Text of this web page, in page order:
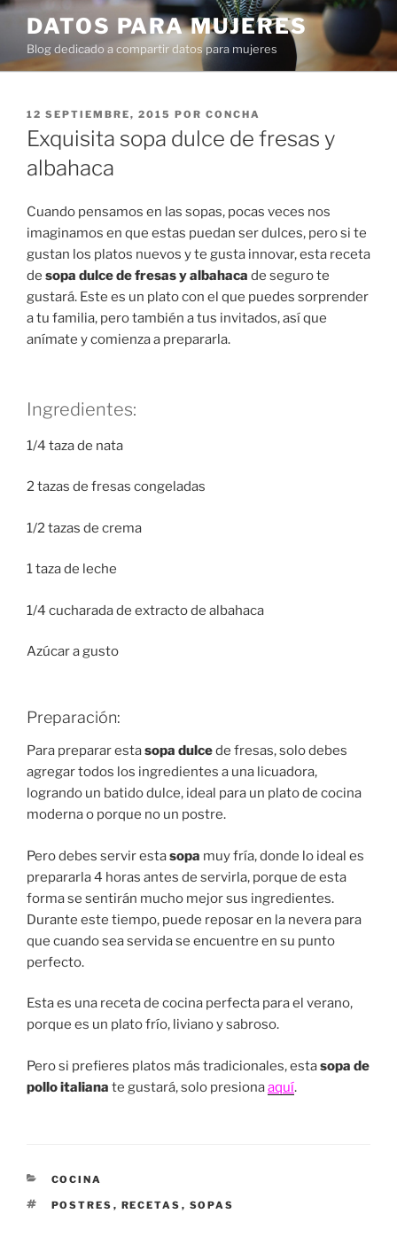
Ir
contenido
DATOS PARA MUJERES
Blog dedicado a compartir datos para mujeres
PUBLICADO
EN
12 SEPTIEMBRE, 2015 POR CONCHA
Exquisita sopa dulce de fresas y
albahaca
Cuando pensamos en las sopas, pocas veces nos
imaginamos en que estas puedan ser dulces, pero si te
gustan los platos nuevos y te gusta innovar, esta receta
de sopa dulce de fresas y albahaca de seguro te
gustará. Este es un plato con el que puedes sorprender
a tu familia, pero también a tus invitados, así que
anímate y comienza a prepararla.
Ingredientes:
1/4 taza de nata
2 tazas de fresas congeladas
1/2 tazas de crema
1 taza de leche
1/4 cucharada de extracto de albahaca
Azúcar a gusto
Preparación:
Para preparar estasopa dulcede fresas, solo debes
agregar todos los ingredientes a una licuadora,
logrando un batido dulce, ideal para un plato de cocina
moderna o porque no un postre.
Pero debes servir estasopa muy fría, donde lo ideal es
prepararla 4 horas antes de servirla, porque de esta
forma se sentirán mucho mejor sus ingredientes.
Durante este tiempo, puede reposar en la nevera para
que cuando sea servida se encuentre en su punto
perfecto.
Esta es una receta de cocina perfecta para el verano,
porque es un plato frío, liviano y sabroso.
Pero si prefieres platos más tradicionales, estasopa de
pollo italiana te gustará, solo presionaaquí.
CATEGORÍAS
COCINA
ETIQUETAS
POSTRES , RECETAS , SOPAS